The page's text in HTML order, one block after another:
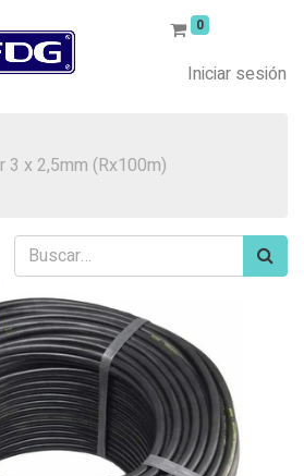
0
Iniciar sesión
3 x 2,5mm (Rx100m)